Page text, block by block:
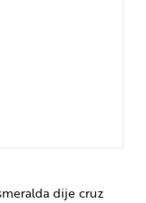
dije cruz